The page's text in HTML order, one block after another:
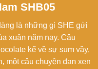
SHB05
là những gì SHE gửi
xuân năm nay. Câu
kể về sự sum vầy,
một câu chuyện đan xen